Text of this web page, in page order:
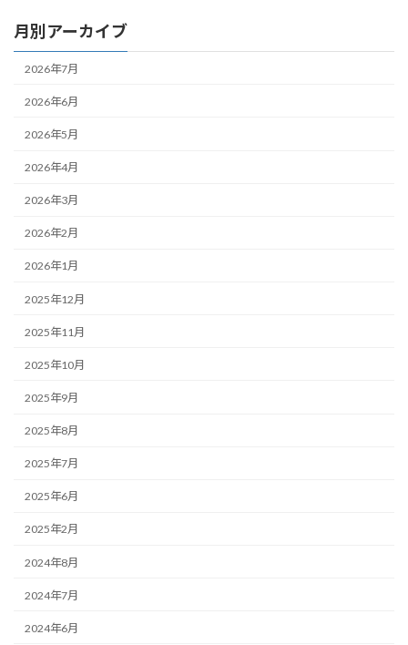
月別アーカイブ
2026年7月
2026年6月
2026年5月
2026年4月
2026年3月
2026年2月
2026年1月
2025年12月
2025年11月
2025年10月
2025年9月
2025年8月
2025年7月
2025年6月
2025年2月
2024年8月
2024年7月
2024年6月